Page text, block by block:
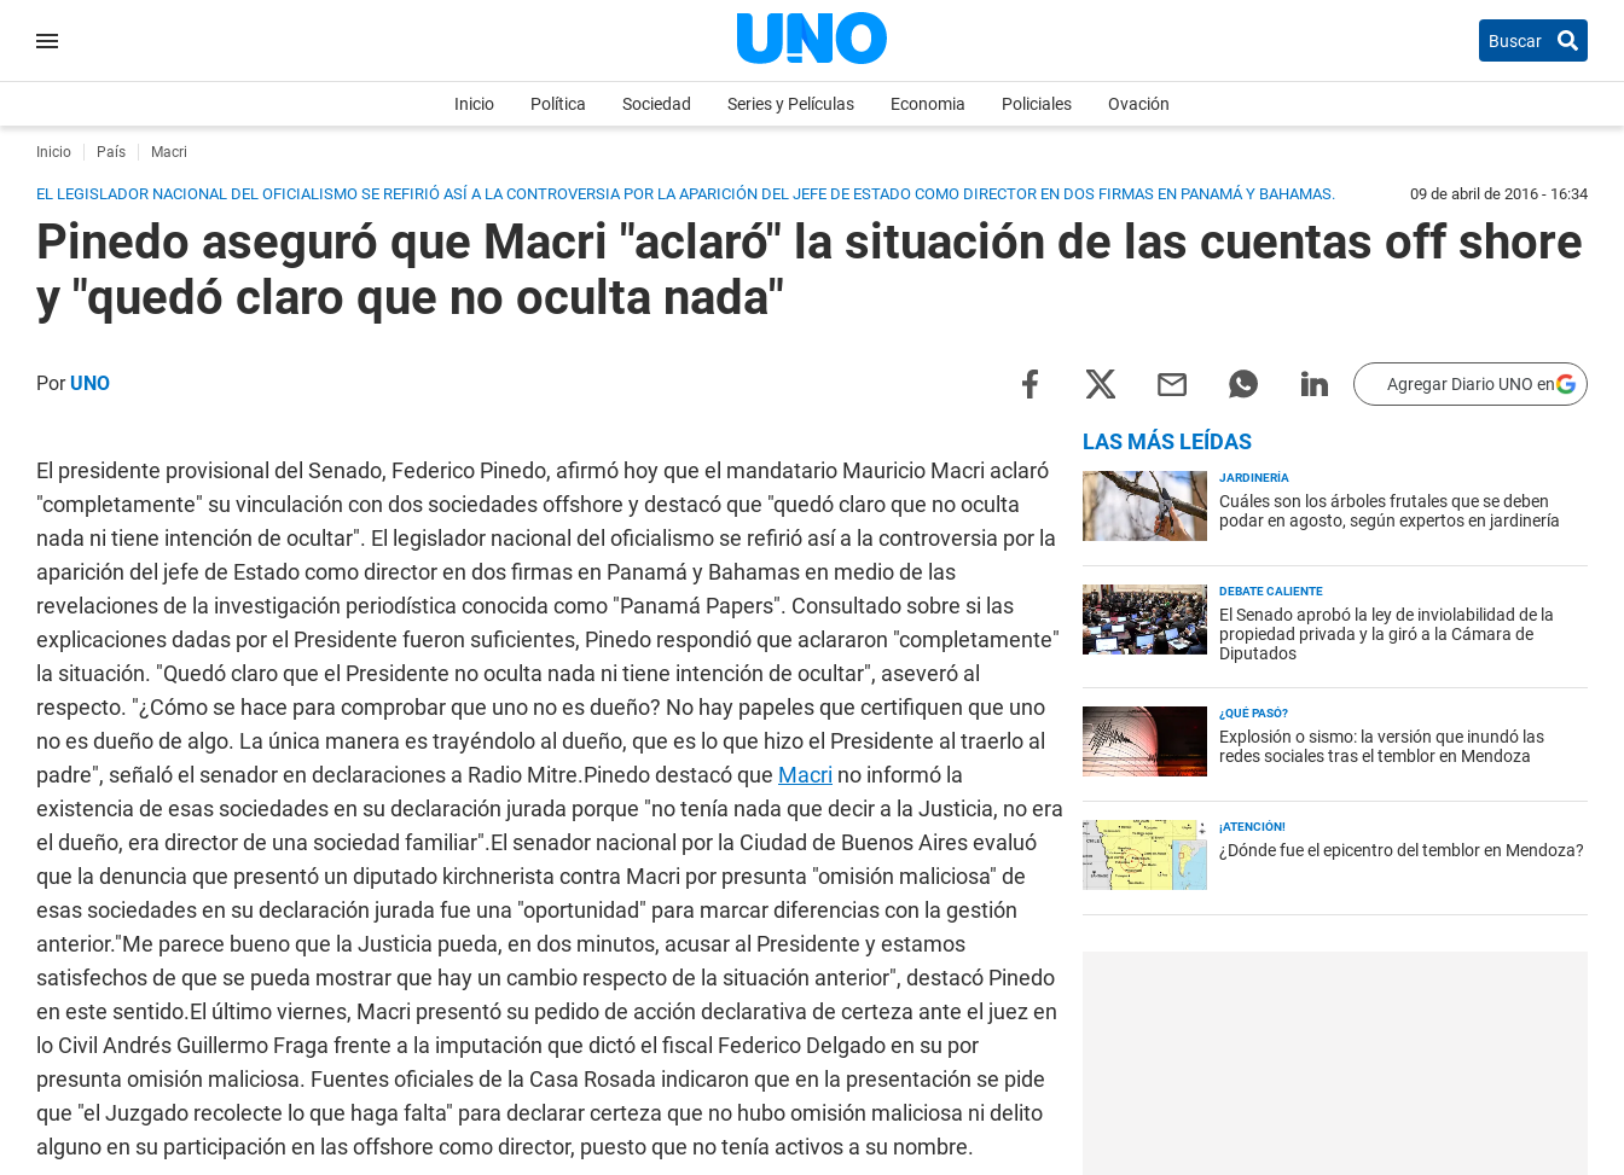
Buscar
Inicio Política Sociedad Series y Películas Economia Policiales Ovación
Inicio País Macri
EL LEGISLADOR NACIONAL DEL OFICIALISMO SE REFIRIÓ ASÍ A LA CONTROVERSIA POR LA APARICIÓN DEL JEFE DE ESTADO COMO DIRECTOR EN DOS FIRMAS EN PANAMÁ Y BAHAMAS. 09 de abril de 2016 - 16:34
Pinedo aseguró que Macri "aclaró" la situación de las cuentas off shore
y "quedó claro que no oculta nada"
PorUNO Agregar Diario UNO en
El presidente provisional del Senado, Federico Pinedo, afirmó hoy que el mandatario Mauricio Macri aclaró
"completamente" su vinculación con dos sociedades offshore y destacó que "quedó claro que no oculta
nada ni tiene intención de ocultar". El legislador nacional del oficialismo se refirió así a la controversia por la
aparición del jefe de Estado como director en dos firmas en Panamá y Bahamas en medio de las
revelaciones de la investigación periodística conocida como "Panamá Papers". Consultado sobre si las
explicaciones dadas por el Presidente fueron suficientes, Pinedo respondió que aclararon "completamente"
la situación. "Quedó claro que el Presidente no oculta nada ni tiene intención de ocultar", aseveró al
respecto. "¿Cómo se hace para comprobar que uno no es dueño? No hay papeles que certifiquen que uno
no es dueño de algo. La única manera es trayéndolo al dueño, que es lo que hizo el Presidente al traerlo al
padre", señaló el senador en declaraciones a Radio Mitre.Pinedo destacó que Macri no informó la
existencia de esas sociedades en su declaración jurada porque "no tenía nada que decir a la Justicia, no era
el dueño, era director de una sociedad familiar".El senador nacional por la Ciudad de Buenos Aires evaluó
que la denuncia que presentó un diputado kirchnerista contra Macri por presunta "omisión maliciosa" de
esas sociedades en su declaración jurada fue una "oportunidad" para marcar diferencias con la gestión
anterior."Me parece bueno que la Justicia pueda, en dos minutos, acusar al Presidente y estamos
satisfechos de que se pueda mostrar que hay un cambio respecto de la situación anterior", destacó Pinedo
en este sentido.El último viernes, Macri presentó su pedido de acción declarativa de certeza ante el juez en
lo Civil Andrés Guillermo Fraga frente a la imputación que dictó el fiscal Federico Delgado en su por
presunta omisión maliciosa. Fuentes oficiales de la Casa Rosada indicaron que en la presentación se pide
que "el Juzgado recolecte lo que haga falta" para declarar certeza que no hubo omisión maliciosa ni delito
alguno en su participación en las offshore como director, puesto que no tenía activos a su nombre.
LAS MÁS LEÍDAS
JARDINERÍA
Cuáles son los árboles frutales que se deben
podar en agosto, según expertos en jardinería
DEBATE CALIENTE
El Senado aprobó la ley de inviolabilidad de la
propiedad privada y la giró a la Cámara de
Diputados
¿QUÉ PASÓ?
Explosión o sismo: la versión que inundó las
redes sociales tras el temblor en Mendoza
¡ATENCIÓN!
¿Dónde fue el epicentro del temblor en Mendoza?